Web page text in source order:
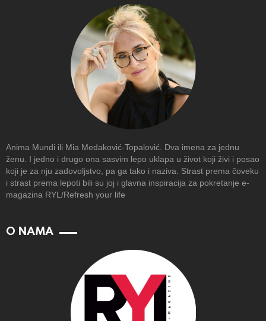
Anima Mundi ili Mia Medaković-Topalović. Dva imena za jednu
ženu. I jedno i drugo ona sasvim lepo uklapa u život koji živi i posao
koji je za nju zadovoljstvo, pa ga tako i naziva. Strast prema čoveku
i strast prema lepoti bili su joj i glavna inspiracija za pokretanje e-
magazina RYL/Refresh your life
O NAMA